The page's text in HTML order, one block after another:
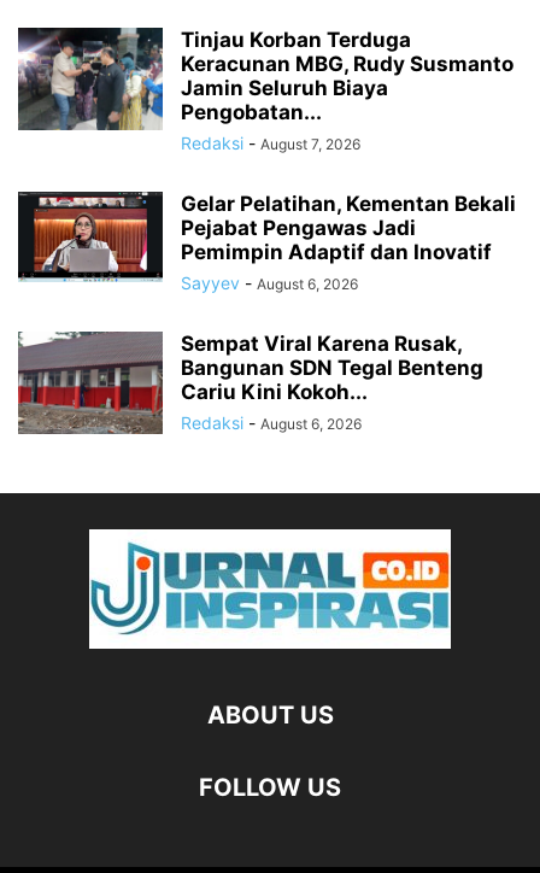
Tinjau Korban Terduga
Keracunan MBG, Rudy Susmanto
Jamin Seluruh Biaya
Pengobatan...
Redaksi - August 7, 2026
Gelar Pelatihan, Kementan Bekali
Pejabat Pengawas Jadi
Pemimpin Adaptif dan Inovatif
Sayyev - August 6, 2026
Sempat Viral Karena Rusak,
Bangunan SDN Tegal Benteng
Cariu Kini Kokoh...
Redaksi - August 6, 2026
ABOUT US
FOLLOW US